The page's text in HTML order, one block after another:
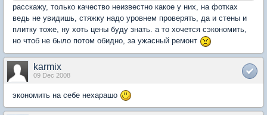
расскажу, только качество неизвестно какое у них, на фотках
ведь не увидишь, стяжку надо уровнем проверять, да и стены и
плитку тоже, ну хоть цены буду знать. а то хочется сэкономить,
но чтоб не было потом обидно, за ужасный ремонт
karmix
09 Dec 2008
экономить на себе нехарашо